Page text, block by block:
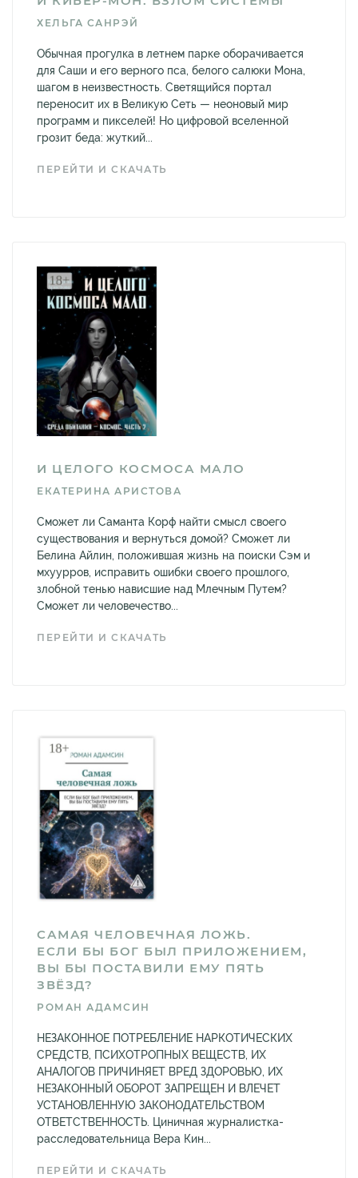
ХЕЛЬГА САНРЭЙ
Обычная прогулка в летнем парке оборачивается
для Саши и его верного пса, белого салюки Мона,
шагом в неизвестность. Светящийся портал
переносит их в Великую Сеть — неоновый мир
программ и пикселей! Но цифровой вселенной
грозит беда: жуткий...
ПЕРЕЙТИ И СКАЧАТЬ
И ЦЕЛОГО КОСМОСА МАЛО
ЕКАТЕРИНА АРИСТОВА
Сможет ли Саманта Корф найти смысл своего
существования и вернуться домой? Сможет ли
Белина Айлин, положившая жизнь на поиски Сэм и
мхуурров, исправить ошибки своего прошлого,
злобной тенью нависшие над Млечным Путем?
Сможет ли человечество...
ПЕРЕЙТИ И СКАЧАТЬ
САМАЯ ЧЕЛОВЕЧНАЯ ЛОЖЬ.
ЕСЛИ БЫ БОГ БЫЛ ПРИЛОЖЕНИЕМ,
ВЫ БЫ ПОСТАВИЛИ ЕМУ ПЯТЬ
ЗВЁЗД?
РОМАН АДАМСИН
НЕЗАКОННОЕ ПОТРЕБЛЕНИЕ НАРКОТИЧЕСКИХ
СРЕДСТВ, ПСИХОТРОПНЫХ ВЕЩЕСТВ, ИХ
АНАЛОГОВ ПРИЧИНЯЕТ ВРЕД ЗДОРОВЬЮ, ИХ
НЕЗАКОННЫЙ ОБОРОТ ЗАПРЕЩЕН И ВЛЕЧЕТ
УСТАНОВЛЕННУЮ ЗАКОНОДАТЕЛЬСТВОМ
ОТВЕТСТВЕННОСТЬ. Циничная журналистка-
расследовательница Вера Кин...
ПЕРЕЙТИ И СКАЧАТЬ